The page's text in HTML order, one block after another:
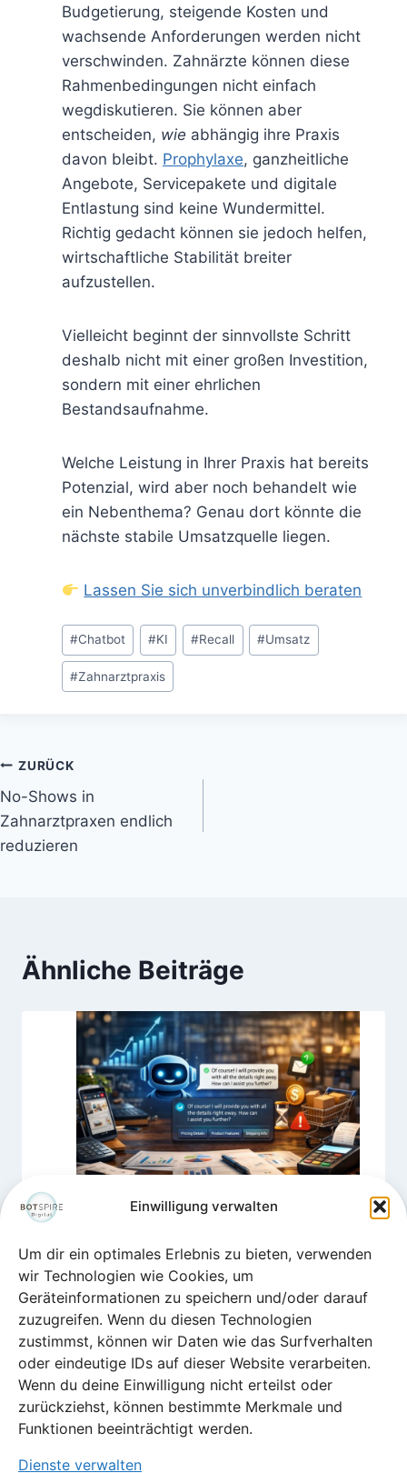
Einwilligung verwalten
Um dir ein optimales Erlebnis zu bieten, verwenden
wir Technologien wie Cookies, um
Geräteinformationen zu speichern und/oder darauf
zuzugreifen. Wenn du diesen Technologien
zustimmst, können wir Daten wie das Surfverhalten
oder eindeutige IDs auf dieser Website verarbeiten.
Wenn du deine Einwilligung nicht erteilst oder
zurückziehst, können bestimmte Merkmale und
Funktionen beeinträchtigt werden.
Dienste verwalten
Budgetierung, steigende Kosten und
wachsende Anforderungen werden nicht
verschwinden. Zahnärzte können diese
Rahmenbedingungen nicht einfach
wegdiskutieren. Sie können aber
entscheiden, wie abhängig ihre Praxis
davon bleibt. Prophylaxe, ganzheitliche
Angebote, Servicepakete und digitale
Entlastung sind keine Wundermittel.
Richtig gedacht können sie jedoch helfen,
wirtschaftliche Stabilität breiter
aufzustellen.
Vielleicht beginnt der sinnvollste Schritt
deshalb nicht mit einer großen Investition,
sondern mit einer ehrlichen
Bestandsaufnahme.
Welche Leistung in Ihrer Praxis hat bereits
Potenzial, wird aber noch behandelt wie
ein Nebenthema? Genau dort könnte die
nächste stabile Umsatzquelle liegen.
Lassen Sie sich unverbindlich beraten
#Chatbot #KI #Recall #Umsatz
#Zahnarztpraxis
ZURÜCK
No-Shows in
Zahnarztpraxen endlich
reduzieren
Ähnliche Beiträge
Websites
antwortet in
Echtzeit
Tanja Täuschel
April 6, 2026